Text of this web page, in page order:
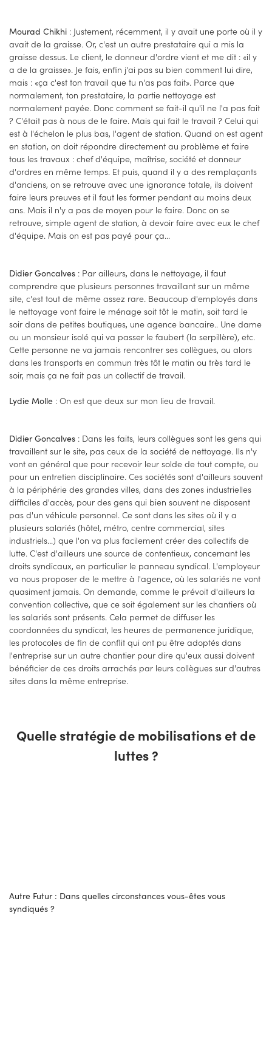
Mourad Chikhi : Justement, récemment, il y avait une porte où il y
avait de la graisse. Or, c'est un autre prestataire qui a mis la
graisse dessus. Le client, le donneur d'ordre vient et me dit : «il y
a de la graisse». Je fais, enfin j'ai pas su bien comment lui dire,
mais : «ça c'est ton travail que tu n'as pas fait». Parce que
normalement, ton prestataire, la partie nettoyage est
normalement payée. Donc comment se fait-il qu'il ne l'a pas fait
? C'était pas à nous de le faire. Mais qui fait le travail ? Celui qui
est à l'échelon le plus bas, l'agent de station. Quand on est agent
en station, on doit répondre directement au problème et faire
tous les travaux : chef d'équipe, maîtrise, société et donneur
d'ordres en même temps. Et puis, quand il y a des remplaçants
d'anciens, on se retrouve avec une ignorance totale, ils doivent
faire leurs preuves et il faut les former pendant au moins deux
ans. Mais il n'y a pas de moyen pour le faire. Donc on se
retrouve, simple agent de station, à devoir faire avec eux le chef
d'équipe. Mais on est pas payé pour ça...
Didier Goncalves : Par ailleurs, dans le nettoyage, il faut
comprendre que plusieurs personnes travaillant sur un même
site, c'est tout de même assez rare. Beaucoup d'employés dans
le nettoyage vont faire le ménage soit tôt le matin, soit tard le
soir dans de petites boutiques, une agence bancaire.. Une dame
ou un monsieur isolé qui va passer le faubert (la serpillère), etc.
Cette personne ne va jamais rencontrer ses collègues, ou alors
dans les transports en commun très tôt le matin ou très tard le
soir, mais ça ne fait pas un collectif de travail.
Lydie Molle : On est que deux sur mon lieu de travail.
Didier Goncalves : Dans les faits, leurs collègues sont les gens qui
travaillent sur le site, pas ceux de la société de nettoyage. Ils n'y
vont en général que pour recevoir leur solde de tout compte, ou
pour un entretien disciplinaire. Ces sociétés sont d'ailleurs souvent
à la périphérie des grandes villes, dans des zones industrielles
difficiles d'accès, pour des gens qui bien souvent ne disposent
pas d'un véhicule personnel. Ce sont dans les sites où il y a
plusieurs salariés (hôtel, métro, centre commercial, sites
industriels...) que l'on va plus facilement créer des collectifs de
lutte. C'est d'ailleurs une source de contentieux, concernant les
droits syndicaux, en particulier le panneau syndical. L'employeur
va nous proposer de le mettre à l'agence, où les salariés ne vont
quasiment jamais. On demande, comme le prévoit d'ailleurs la
convention collective, que ce soit également sur les chantiers où
les salariés sont présents. Cela permet de diffuser les
coordonnées du syndicat, les heures de permanence juridique,
les protocoles de fin de conflit qui ont pu être adoptés dans
l'entreprise sur un autre chantier pour dire qu'eux aussi doivent
bénéficier de ces droits arrachés par leurs collègues sur d'autres
sites dans la même entreprise.
Quelle stratégie de mobilisations et de
luttes ?
Autre Futur : Dans quelles circonstances vous-êtes vous
syndiqués ?